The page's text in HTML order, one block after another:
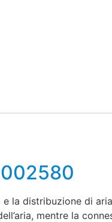
la distribuzione di
mentre la